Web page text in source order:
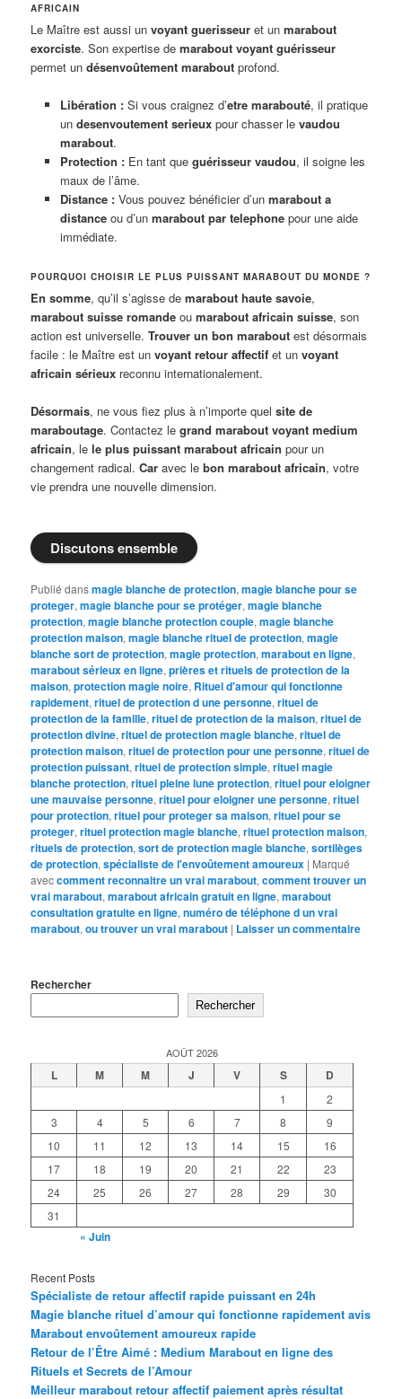
AFRICAIN
Le Maître est aussi unvoyant guerisseur et unmarabout
exorciste. Son expertise demarabout voyant guérisseur
permet undésenvoûtement marabout profond.
Libération :Si vous craignez d’etre marabouté, il pratique
un desenvoutement serieuxpour chasser le vaudou
marabout.
Protection :En tant que guérisseur vaudou, il soigne les
maux de l’âme.
Distance :Vous pouvez bénéficier d’un marabout a
distanceou d’un marabout par telephonepour une aide
immédiate.
POURQUOI CHOISIR LE PLUS PUISSANT MARABOUT DU MONDE ?
En somme, qu’il s’agisse demarabout haute savoie,
marabout suisse romande oumarabout africain suisse, son
action est universelle.Trouver un bon marabout est désormais
facile : le Maître est unvoyant retour affectif et unvoyant
africain sérieux reconnu internationalement.
Désormais, ne vous fiez plus à n’importe quelsite de
maraboutage. Contactez legrand marabout voyant medium
africain, lele plus puissant marabout africain pour un
changement radical.Car avec lebon marabout africain, votre
vie prendra une nouvelle dimension.
Discutons ensemble
Publié dansmagie blanche de protection,magie blanche pour se
proteger,magie blanche pour se protéger,magie blanche
protection,magie blanche protection couple,magie blanche
protection maison,magie blanche rituel de protection,magie
blanche sort de protection,magie protection,marabout en ligne,
marabout sérieux en ligne,prières et rituels de protection de la
maison,protection magie noire, Rituel d'amour qui fonctionne
rapidement,rituel de protection d une personne,rituel de
protection de la famille,rituel de protection de la maison,rituel de
protection divine,rituel de protection magie blanche,rituel de
protection maison,rituel de protection pour une personne,rituel de
protection puissant,rituel de protection simple,rituel magie
blanche protection,rituel pleine lune protection,rituel pour eloigner
une mauvaise personne,rituel pour eloigner une personne,rituel
pour protection,rituel pour proteger sa maison,rituel pour se
proteger,rituel protection magie blanche,rituel protection maison,
rituels de protection,sort de protection magie blanche,sortilèges
de protection,spécialiste de l'envoûtement amoureux | Marqué
aveccomment reconnaitre un vrai marabout,comment trouver un
vrai marabout,marabout africain gratuit en ligne,marabout
consultation gratuite en ligne,numéro de téléphone d un vrai
marabout,ou trouver un vrai marabout | Laisser un commentaire
Rechercher
Rechercher
AOÛT 2026
L M M J V S D
1
2
3
4 5 6 7 8
9
10
11 12 13 14 15
16
17
18 19 20 21 22
23
24
25 26 27 28 29
30
31
« Juin
Recent Posts
Spécialiste de retour affectif rapide puissant en 24h
Magie blanche rituel d’amour qui fonctionne rapidement avis
Marabout envoûtement amoureux rapide
Retour de l’Être Aimé : Medium Marabout en ligne des
Rituels et Secrets de l’Amour
Meilleur marabout retour affectif paiement après résultat